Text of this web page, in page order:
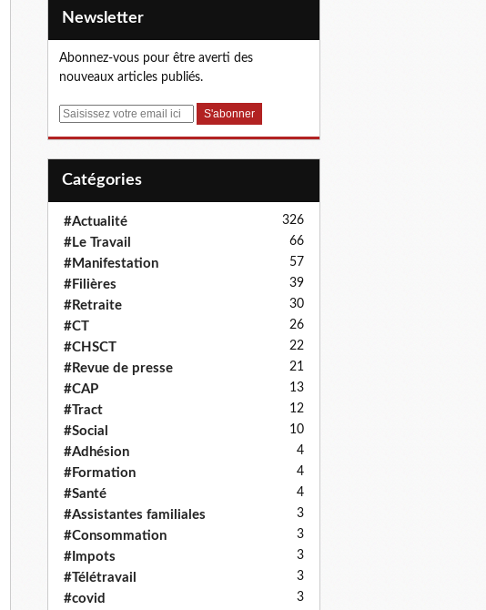
Newsletter
Abonnez-vous pour être averti des
nouveaux articles publiés.
E
Catégories
#Actualité 326
#Le Travail 66
#Manifestation 57
#Filières 39
#Retraite 30
#CT 26
#CHSCT 22
#Revue de presse 21
#CAP 13
#Tract 12
#Social 10
#Adhésion 4
#Formation 4
#Santé 4
#Assistantes familiales 3
#Consommation 3
#Impots 3
#Télétravail 3
#covid 3